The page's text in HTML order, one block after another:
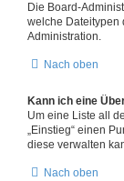
Die Board-
welche Dateitypen
Administration.
Nach oben
Kann ich eine
Um eine Liste all
„Einstieg“ einen
diese verwalten
Nach oben